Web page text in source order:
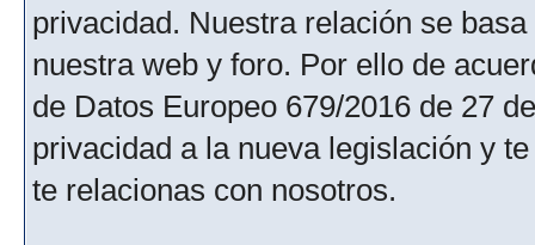
privacidad. Nuestra relación se
nuestra web y foro. Por ello de
de Datos Europeo 679/2016 de 27
privacidad a la nueva legislación y
te relacionas con nosotros.